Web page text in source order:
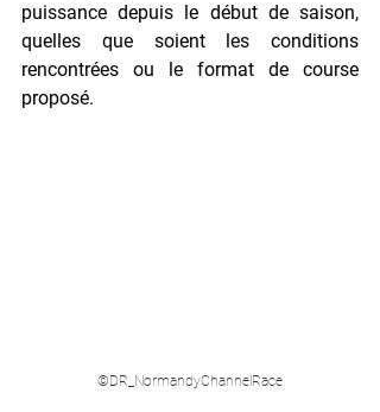
puissance depuis le début de saison,
quelles que soient les conditions
rencontrées ou le format de course
proposé.
©DR_NormandyChannelRace